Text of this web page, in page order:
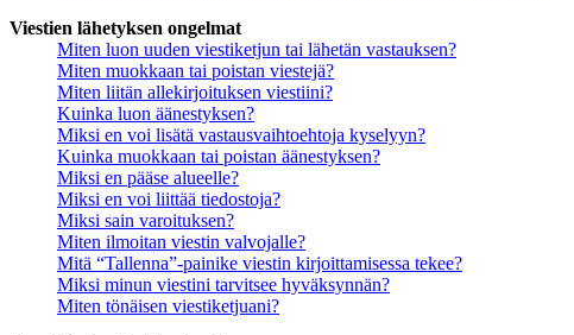
Viestien lähetyksen ongelmat
Miten luon uuden viestiketjun tai lähetän vastauksen?
Miten muokkaan tai poistan viestejä?
Miten liitän allekirjoituksen viestiini?
Kuinka luon äänestyksen?
Miksi en voi lisätä vastausvaihtoehtoja kyselyyn?
Kuinka muokkaan tai poistan äänestyksen?
Miksi en pääse alueelle?
Miksi en voi liittää tiedostoja?
Miksi sain varoituksen?
Miten ilmoitan viestin valvojalle?
Mitä “Tallenna”-painike viestin kirjoittamisessa tekee?
Miksi minun viestini tarvitsee hyväksynnän?
Miten tönäisen viestiketjuani?